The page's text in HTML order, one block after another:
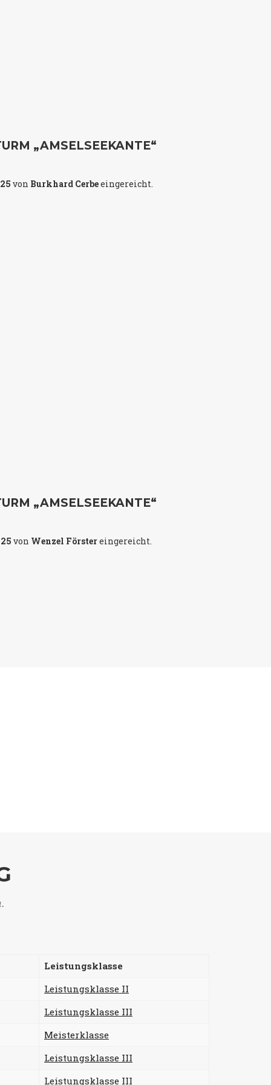
„AMSELSEEKANTE“
von Burkhard Cerbeeingereicht.
„AMSELSEEKANTE“
von Wenzel Förstereingereicht.
Leistungsklasse
Leistungsklasse II
Leistungsklasse III
Meisterklasse
Leistungsklasse III
Leistungsklasse III